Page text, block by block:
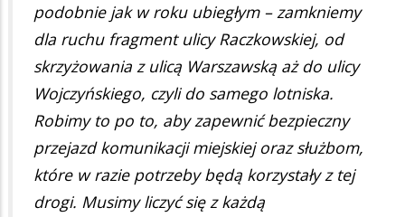
podobnie jak w roku ubiegłym – zamkniemy
dla ruchu fragment ulicy Raczkowskiej, od
skrzyżowania z ulicą Warszawską aż do ulicy
Wojczyńskiego, czyli do samego lotniska.
Robimy to po to, aby zapewnić bezpieczny
przejazd komunikacji miejskiej oraz służbom,
które w razie potrzeby będą korzystały z tej
drogi. Musimy liczyć się z każdą